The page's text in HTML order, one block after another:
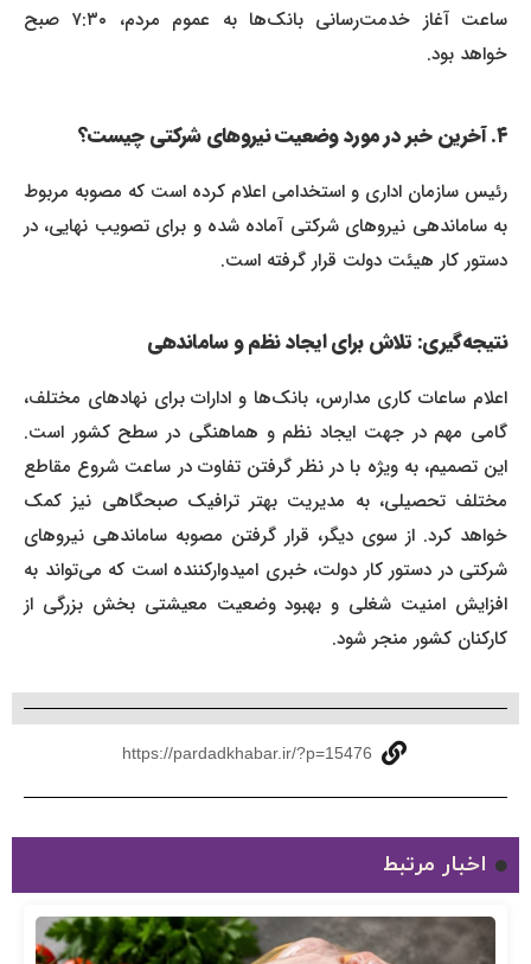
ساعت آغاز خدمت‌رسانی بانک‌ها به عموم مردم، ۷:۳۰ صبح
خواهد بود.
رئیس سازمان اداری و استخدامی اعلام کرده است که مصوبه مربوط
به ساماندهی نیروهای شرکتی آماده شده و برای تصویب نهایی، در
دستور کار هیئت دولت قرار گرفته است.
نتیجه‌گیری: تلاش برای ایجاد نظم و ساماندهی
اعلام ساعات کاری مدارس، بانک‌ها و ادارات برای نهادهای مختلف،
گامی مهم در جهت ایجاد نظم و هماهنگی در سطح کشور است.
این تصمیم، به ویژه با در نظر گرفتن تفاوت در ساعت شروع مقاطع
مختلف تحصیلی، به مدیریت بهتر ترافیک صبحگاهی نیز کمک
خواهد کرد. از سوی دیگر، قرار گرفتن مصوبه ساماندهی نیروهای
شرکتی در دستور کار دولت، خبری امیدوارکننده است که می‌تواند به
افزایش امنیت شغلی و بهبود وضعیت معیشتی بخش بزرگی از
کارکنان کشور منجر شود.
https://pardadkhabar.ir/?p=15476
اخبار مرتبط